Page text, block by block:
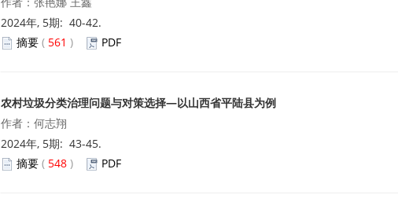
2024年, 5期: 40-42.
摘要 ( 561 ) PDF
农村垃圾分类治理问题与对策选择—以山西省平陆县为例
作者：何志翔
2024年, 5期: 43-45.
摘要 ( 548 ) PDF